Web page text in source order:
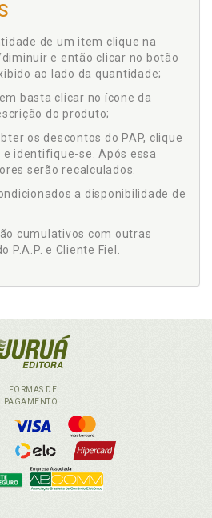
de um item clique na
e então clicar no botão
ao lado da quantidade;
basta clicar no ícone da
do produto;
os descontos do PAP, clique
identifique-se. Após essa
serão recalculados.
a disponibilidade de
cumulativos com outras
P.A.P. e Cliente Fiel.
FORMAS DE
PAGAMENTO